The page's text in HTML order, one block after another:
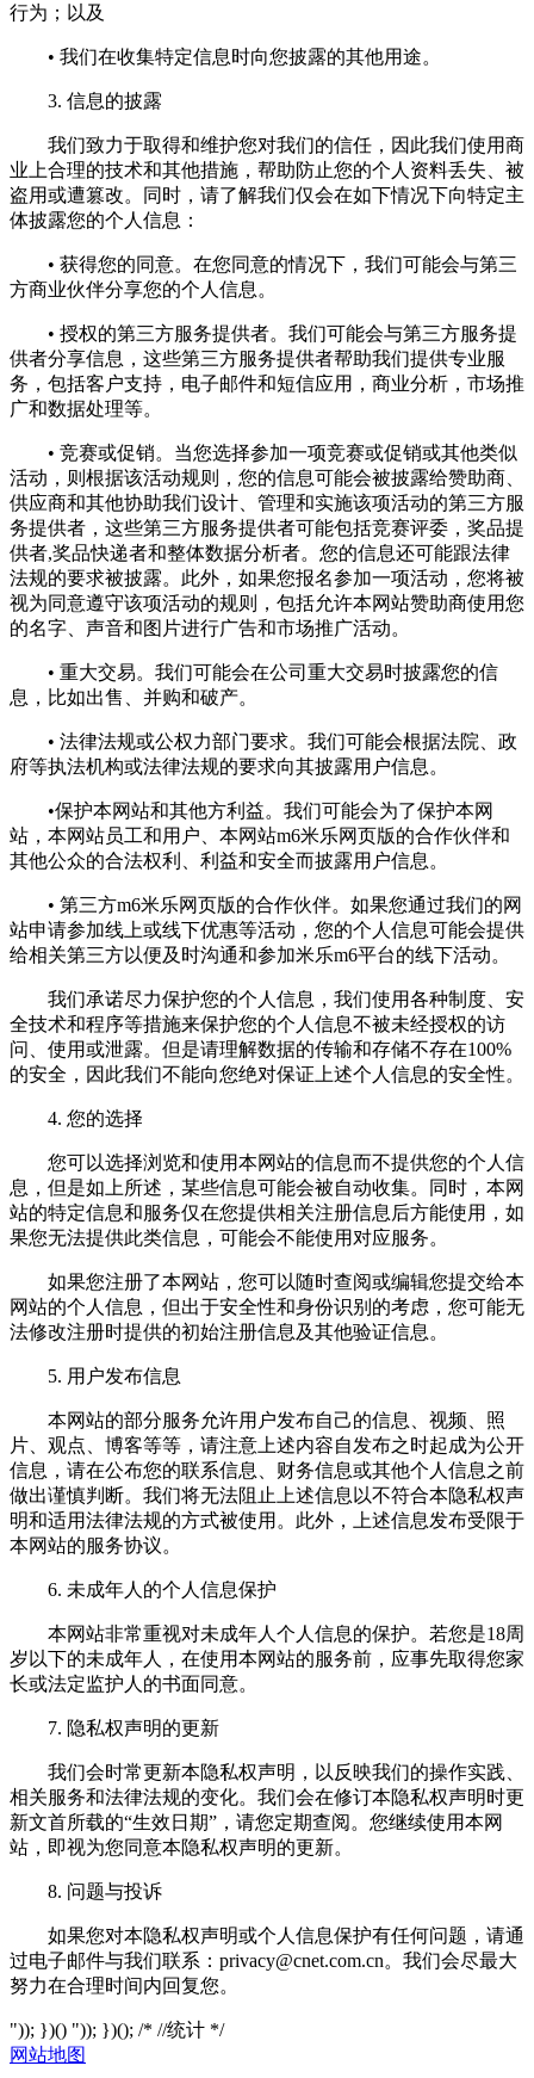
行为；以及
• 我们在收集特定信息时向您披露的其他用途。
3. 信息的披露
我们致力于取得和维护您对我们的信任，因此我们使用商
业上合理的技术和其他措施，帮助防止您的个人资料丢失、被
盗用或遭篡改。同时，请了解我们仅会在如下情况下向特定主
体披露您的个人信息：
• 获得您的同意。在您同意的情况下，我们可能会与第三
方商业伙伴分享您的个人信息。
• 授权的第三方服务提供者。我们可能会与第三方服务提
供者分享信息，这些第三方服务提供者帮助我们提供专业服
务，包括客户支持，电子邮件和短信应用，商业分析，市场推
广和数据处理等。
• 竞赛或促销。当您选择参加一项竞赛或促销或其他类似
活动，则根据该活动规则，您的信息可能会被披露给赞助商、
供应商和其他协助我们设计、管理和实施该项活动的第三方服
务提供者，这些第三方服务提供者可能包括竞赛评委，奖品提
供者,奖品快递者和整体数据分析者。您的信息还可能跟法律
法规的要求被披露。此外，如果您报名参加一项活动，您将被
视为同意遵守该项活动的规则，包括允许本网站赞助商使用您
的名字、声音和图片进行广告和市场推广活动。
• 重大交易。我们可能会在公司重大交易时披露您的信
息，比如出售、并购和破产。
• 法律法规或公权力部门要求。我们可能会根据法院、政
府等执法机构或法律法规的要求向其披露用户信息。
•保护本网站和其他方利益。我们可能会为了保护本网
站，本网站员工和用户、本网站m6米乐网页版的合作伙伴和
其他公众的合法权利、利益和安全而披露用户信息。
• 第三方m6米乐网页版的合作伙伴。如果您通过我们的网
站申请参加线上或线下优惠等活动，您的个人信息可能会提供
给相关第三方以便及时沟通和参加米乐m6平台的线下活动。
我们承诺尽力保护您的个人信息，我们使用各种制度、安
全技术和程序等措施来保护您的个人信息不被未经授权的访
问、使用或泄露。但是请理解数据的传输和存储不存在100%
的安全，因此我们不能向您绝对保证上述个人信息的安全性。
4. 您的选择
您可以选择浏览和使用本网站的信息而不提供您的个人信
息，但是如上所述，某些信息可能会被自动收集。同时，本网
站的特定信息和服务仅在您提供相关注册信息后方能使用，如
果您无法提供此类信息，可能会不能使用对应服务。
如果您注册了本网站，您可以随时查阅或编辑您提交给本
网站的个人信息，但出于安全性和身份识别的考虑，您可能无
法修改注册时提供的初始注册信息及其他验证信息。
5. 用户发布信息
本网站的部分服务允许用户发布自己的信息、视频、照
片、观点、博客等等，请注意上述内容自发布之时起成为公开
信息，请在公布您的联系信息、财务信息或其他个人信息之前
做出谨慎判断。我们将无法阻止上述信息以不符合本隐私权声
明和适用法律法规的方式被使用。此外，上述信息发布受限于
本网站的服务协议。
6. 未成年人的个人信息保护
本网站非常重视对未成年人个人信息的保护。若您是18周
岁以下的未成年人，在使用本网站的服务前，应事先取得您家
长或法定监护人的书面同意。
7. 隐私权声明的更新
我们会时常更新本隐私权声明，以反映我们的操作实践、
相关服务和法律法规的变化。我们会在修订本隐私权声明时更
新文首所载的“生效日期”，请您定期查阅。您继续使用本网
站，即视为您同意本隐私权声明的更新。
8. 问题与投诉
如果您对本隐私权声明或个人信息保护有任何问题，请通
过电子邮件与我们联系： privacy@cnet.com.cn。我们会尽最大
努力在合理时间内回复您。
")); })() ")); })(); /* //统计 */
网站地图